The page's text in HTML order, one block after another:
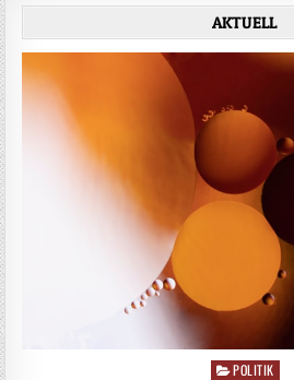
AKTUELL
Posted
POLITIK